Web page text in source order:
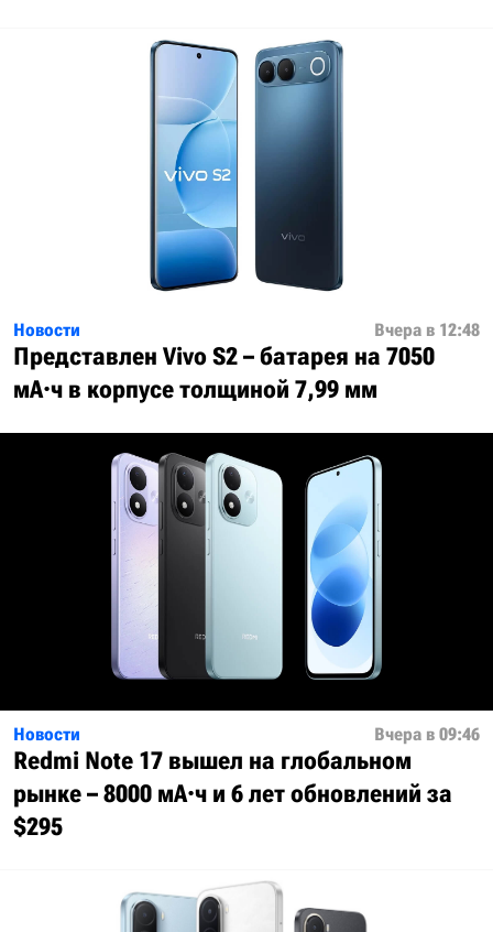
Новости Вчера в 12:48
Представлен Vivo S2 – батарея на 7050
мА·ч в корпусе толщиной 7,99 мм
Новости Вчера в 09:46
Redmi Note 17 вышел на глобальном
рынке – 8000 мА·ч и 6 лет обновлений за
$295